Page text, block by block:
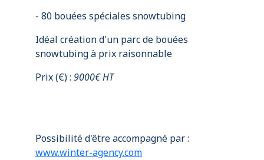
- 80 bouées spéciales snowtubing
Idéal création d'un parc de bouées
snowtubing à prix raisonnable
Prix (€) : 9000€ HT
Possibilité d'être accompagné par :
www.winter-agency.com